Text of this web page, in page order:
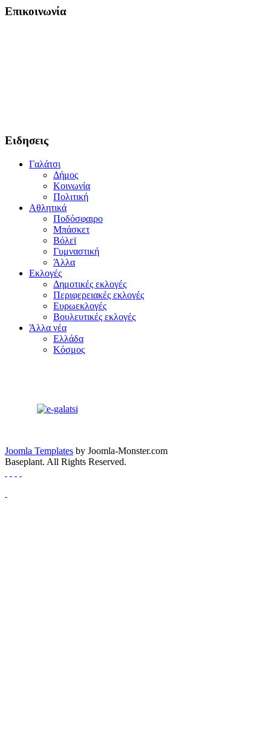
Επικοινωνία
Ειδησεις
Γαλάτσι
Δήμος
Κοινωνία
Πολιτική
Αθλητικά
Ποδόσφαιρο
Μπάσκετ
Βόλεϊ
Γυμναστική
Άλλα
Εκλογές
Δημοτικές εκλογές
Περιφερειακές εκλογές
Ευρωεκλογές
Βουλευτικές εκλογές
Άλλα νέα
Ελλάδα
Κόσμος
Joomla Templates by Joomla-Monster.com
Baseplant. All Rights Reserved.